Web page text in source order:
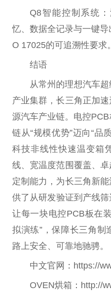
Q8智能控制系统
忆、数据全记录与一键
O 17025的可追溯性要求。
结语
从常州的理想汽车
产业集群，长三角正加
源汽车产业链。电控
链从“规模优势”迈向“品
科技非线性快速温变箱
线、宽温度范围覆盖、
定制能力，为长三角新
供了从研发验证到产线
让每一块电控PCB板在
拟演练”，保障长三角制
路上安全、可靠地驰骋。
中文官网：https://
OVEN烘箱：http://